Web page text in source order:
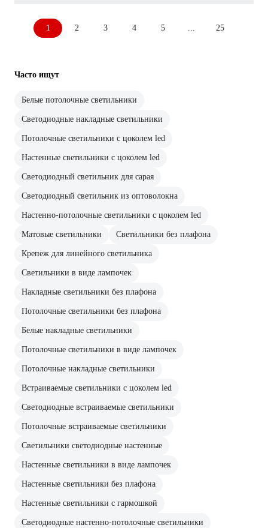
1 2 3 4 5 25
Часто ищут
Белые потолочные светильники
Светодиодные накладные светильники
Потолочные светильники с цоколем led
Настенные светильники с цоколем led
Светодиодный светильник для сарая
Светодиодный светильник из оптоволокна
Настенно-потолочные светильники с цоколем led
Матовые светильники Светильники без плафона
Крепеж для линейного светильника
Светильники в виде лампочек
Накладные светильники без плафона
Потолочные светильники без плафона
Белые накладные светильники
Потолочные светильники в виде лампочек
Потолочные накладные светильники
Встраиваемые светильники с цоколем led
Светодиодные встраиваемые светильники
Потолочные встраиваемые светильники
Светильники светодиодные настенные
Настенные светильники в виде лампочек
Настенные светильники без плафона
Настенные светильники с гармошкой
Светодиодные настенно-потолочные светильники